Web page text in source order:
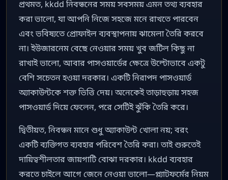
প্রথমত, kkdd নিবন্ধনের সময় সবসময় এমন তথ্য ব্যবহার
করা ভালো, যা আপনি নিজে সহজে মনে রাখতে পারবেন
এবং ভবিষ্যতে প্রোফাইল ব্যবস্থাপনায় ঝামেলা তৈরি করবে
না। ইউজারনেম বেছে নেওয়ার সময় খুব জটিল কিছু না
রাখাই ভালো, আবার পাসওয়ার্ডের ক্ষেত্রে উল্টোভাবে একটু
বেশি সচেতন হওয়া দরকার। একটি নিরাপদ পাসওয়ার্ড
অ্যাকাউন্টকে শক্ত ভিত্তি দেয়। অনেকেই তাড়াহুড়ায় সহজ
পাসওয়ার্ড দিয়ে ফেলেন, পরে সেটিই ঝুঁকি তৈরি করে।
দ্বিতীয়ত, নিবন্ধন মানে শুধু অ্যাকাউন্ট খোলা নয়; বরং
একটি ব্যক্তিগত ব্যবহার পরিবেশ তৈরি করা। তাই শুরুতেই
দায়িত্বশীলতার জায়গাটি বোঝা দরকার। kkdd ব্যবহার
করতে চাইলে আগে জেনে নেওয়া ভালো—প্ল্যাটফর্মের নিয়ম